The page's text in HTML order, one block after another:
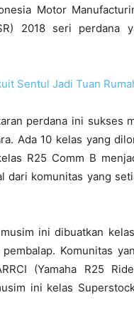
Motor
2018 seri perdana
Sentul Jadi Tuan
perdana ini
Ada 10 kelas yang
R25 Comm B
dari komunitas yang
ini dibuatkan
Komunitas
(Yamaha R25
ini kelas